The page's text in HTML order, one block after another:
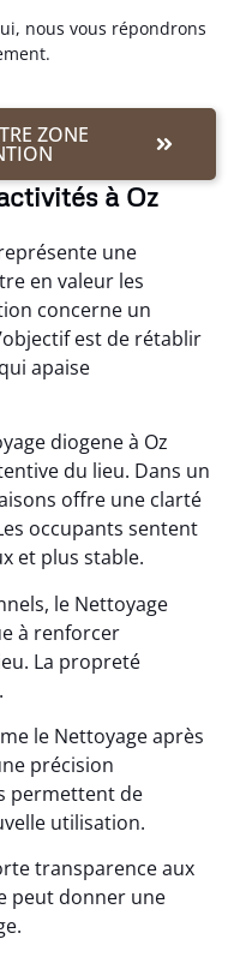
nous vous répondrons
ZONE
à Oz
une
en valeur les
concerne un
est de rétablir
apaise
diogene à Oz
du lieu. Dans un
offre une clarté
occupants sentent
et plus stable.
le Nettoyage
à renforcer
La propreté
le Nettoyage après
précision
permettent de
utilisation.
transparence aux
peut donner une